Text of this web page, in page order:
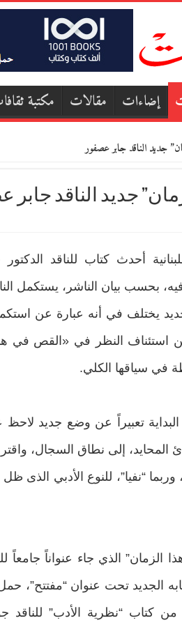
إضاءات مقالات مكتبة
جديد الناقد جابر عصفور
جديد الناقد جابر
أحدث كتاب للناقد
بحسب بيان الناشر، يستكمل
يختلف في أنه عبارة عن
من استئناف النظر في «القص في
في سياقها الكلي.
تعبيراً عن وضع جديد
المحايد، إلى نطاق السجال،
وربما “نفيا”، للنوع الأدبي الذى
الذي جاء عنواناً جامعاً
الجديد تحت عنوان “مفتتح”،
كتاب “نظرية الأدب” للناقد